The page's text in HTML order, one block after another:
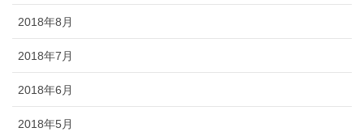
2018年8月
2018年7月
2018年6月
2018年5月